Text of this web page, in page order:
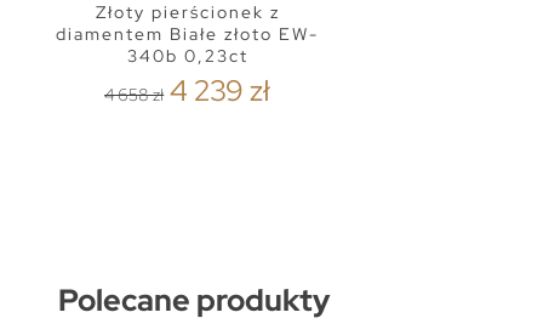
Złoty pierścionek z
diamentem Białe złoto EW-
340b 0,23ct
4 658 zł 4 239 zł
Polecane produkty